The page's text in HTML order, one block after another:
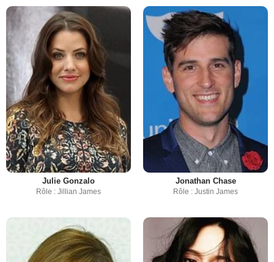
Julie Gonzalo
Rôle : Jillian James
Jonathan Chase
Rôle : Justin James